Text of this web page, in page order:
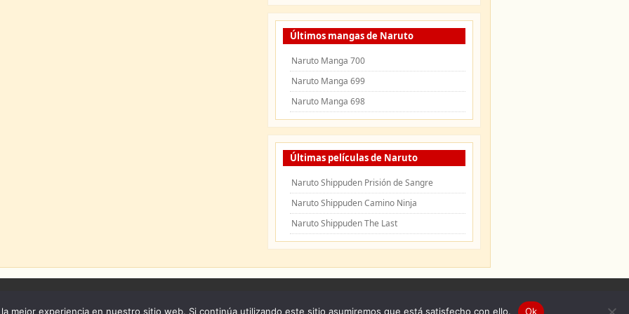
Últimos mangas de Naruto
Naruto Manga 700
Naruto Manga 699
Naruto Manga 698
Últimas películas de Naruto
Naruto Shippuden Prisión de Sangre
Naruto Shippuden Camino Ninja
Naruto Shippuden The Last
mejor experiencia en nuestro sitio web. Si continúa utilizando este sitio asumiremos que está satisfecho con ello. Ok